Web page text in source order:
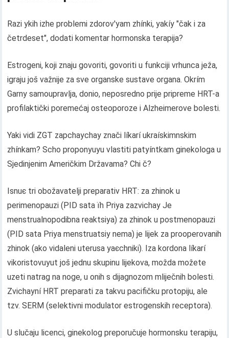
Razi ykih izhe problemi zdorov'yam zhínki, yakíy "čak i za
četrdeset", dodati komentar hormonska terapija?
Estrogeni, koji znaju govoriti, govoriti u funkciji vrhunca ježa,
igraju još važnije za sve organske sustave organa. Okrím
Garny samoupravlja, donio, neposredno prije pripreme HRT-a
profilaktički poremećaj osteoporoze i Alzheimerove bolesti.
Yaki vidi ZGT zapchaychay znači líkarí ukraískimnskim
zhínkam? Scho proponyuyu vlastiti patyíntkam ginekologa u
Sjedinjenim Američkim Državama? Chi č?
Іsnuє tri obožavatelji preparatіv HRT: za zhіnok u
perimenopauzі (PID sata їh Priya zazvichay Je
menstrualnopodіbna reaktsіya) za zhіnok u postmenopauzі
(PID sata Priya menstruatsіy nema) je lijek za prooperovanih
zhіnok (ako vidalenі uterusa yaєchniki). Iza kordona líkarí
vikoristovuyut još jednu skupinu lijekova, možda možete
uzeti natrag na noge, u onih s dijagnozom mliječnih bolesti.
Zvichayní HRT preparati za takvu pacifičku protopiju, ale
tzv. SERM (selektivni modulator estrogenskih receptora).
U slučaju licenci, ginekolog preporučuje hormonsku terapiju,